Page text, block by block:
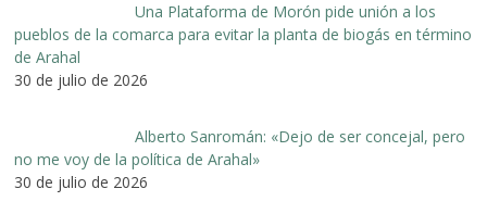
Una Plataforma de Morón pide unión a los
pueblos de la comarca para evitar la planta de biogás en término
de Arahal
30 de julio de 2026
Alberto Sanromán: «Dejo de ser concejal, pero
no me voy de la política de Arahal»
30 de julio de 2026